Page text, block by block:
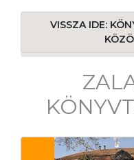
VISSZA IDE: